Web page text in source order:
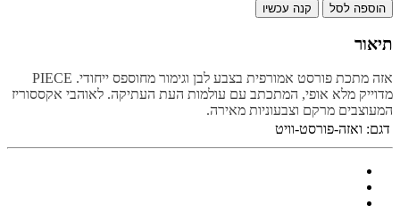
הוספה לסל קנה עכשיו
תיאור
אזה מתכת פורסט אמורפית בצבע לבן וגימור מחוספס ייחודי. PIECE
מדוייק מלא אופי, המתכתב עם עולמות העת העתיקה. לאוהבי אקססוריז
המעוצבים מרקם וצבעוניות מאירה.
דגם: ואזה-פורסט-וויט